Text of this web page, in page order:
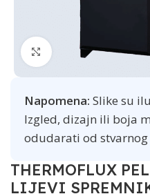
Click to enlarge
Napomena: Slike su
Izgled, dizajn ili boja
odudarati od
THERMOFLUX
LIJEVI